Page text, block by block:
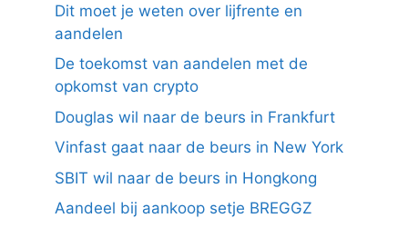
Dit moet je weten over lijfrente en
aandelen
De toekomst van aandelen met de
opkomst van crypto
Douglas wil naar de beurs in Frankfurt
Vinfast gaat naar de beurs in New York
SBIT wil naar de beurs in Hongkong
Aandeel bij aankoop setje BREGGZ